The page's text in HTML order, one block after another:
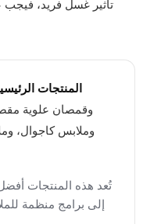
تأثير غسل فريد،
المنتجات
وقمصان علوية
وملابس كاجوال،
تُعد هذه المنتجات أفضل
إلى برامج منظمة